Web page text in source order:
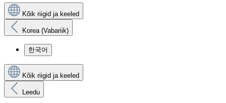
Kõik riigid ja keeled
Korea (Vabariik)
한국어
Kõik riigid ja keeled
Leedu